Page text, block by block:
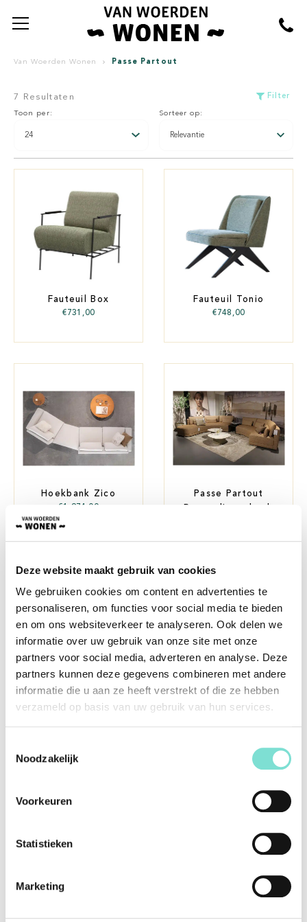
Deze website maakt gebruik van cookies
We gebruiken cookies om content en advertenties te
personaliseren, om functies voor social media te bieden
en om ons websiteverkeer te analyseren. Ook delen we
informatie over uw gebruik van onze site met onze
partners voor social media, adverteren en analyse. Deze
partners kunnen deze gegevens combineren met andere
informatie die u aan ze heeft verstrekt of die ze hebben
verzameld op basis van uw gebruik van hun services.
Noodzakelijk
Voorkeuren
Statistieken
Marketing
Van Woerden Wonen Passe Partout
7 Resultaten Filter
Toon per: Sorteer op:
Fauteuil Box
€731,00
Fauteuil Tonio
€748,00
Hoekbank Zico
€1.974,00
Passe Partout
Pommeline - bank
Pastille Lounge
€ 969,00
Pastille Poef
Salontafel Jukebox